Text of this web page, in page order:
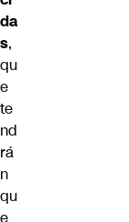
da
s,
qu
e
te
nd
rá
n
qu
e